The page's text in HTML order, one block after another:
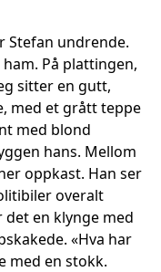
Stefan undrende.
På plattingen,
sitter en gutt,
med et grått teppe
med blond
hans. Mellom
oppkast. Han ser
overalt
en klynge med
«Hva har
med en stokk.